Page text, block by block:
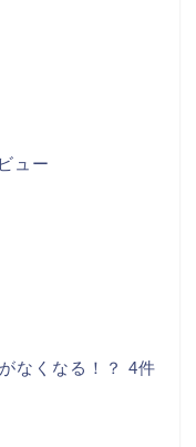
ュー
なくなる！？ 4件